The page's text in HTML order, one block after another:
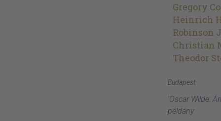
Gregory
Heinrich
Robinson
Christian
Theodor
Budapest
'Oscar Wilde:
példány